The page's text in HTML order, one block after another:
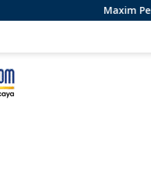
Maxim Perkuat Dukungan